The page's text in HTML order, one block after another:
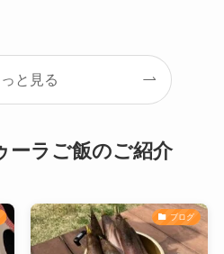
っと見る
ーラご飯のご紹介
ブログ